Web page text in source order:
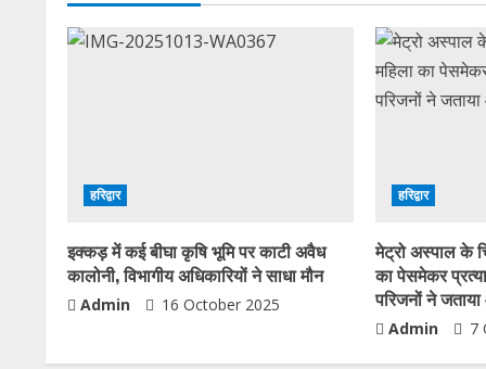
हरिद्वार
इक्कड़ में कई बीघा कृषि भूमि पर काटी अवैध
कालोनी, विभागीय अधिकारियों ने साधा मौन
Admin 16 October 2025
हरिद्वार
मेट्रो अस्पाल के
का पेसमेकर
परिजनों ने
Admin 7